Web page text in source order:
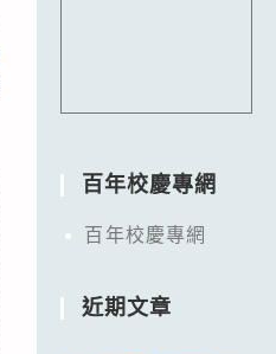
百年校慶專網
百年校慶專網
近期文章